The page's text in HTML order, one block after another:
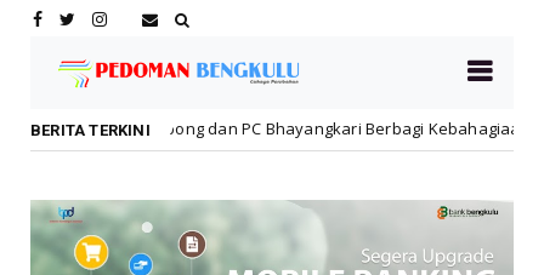
BERITA TERKINI
dan PC Bhayangkari Berbagi Kebahagiaan Bersama Anak Panti